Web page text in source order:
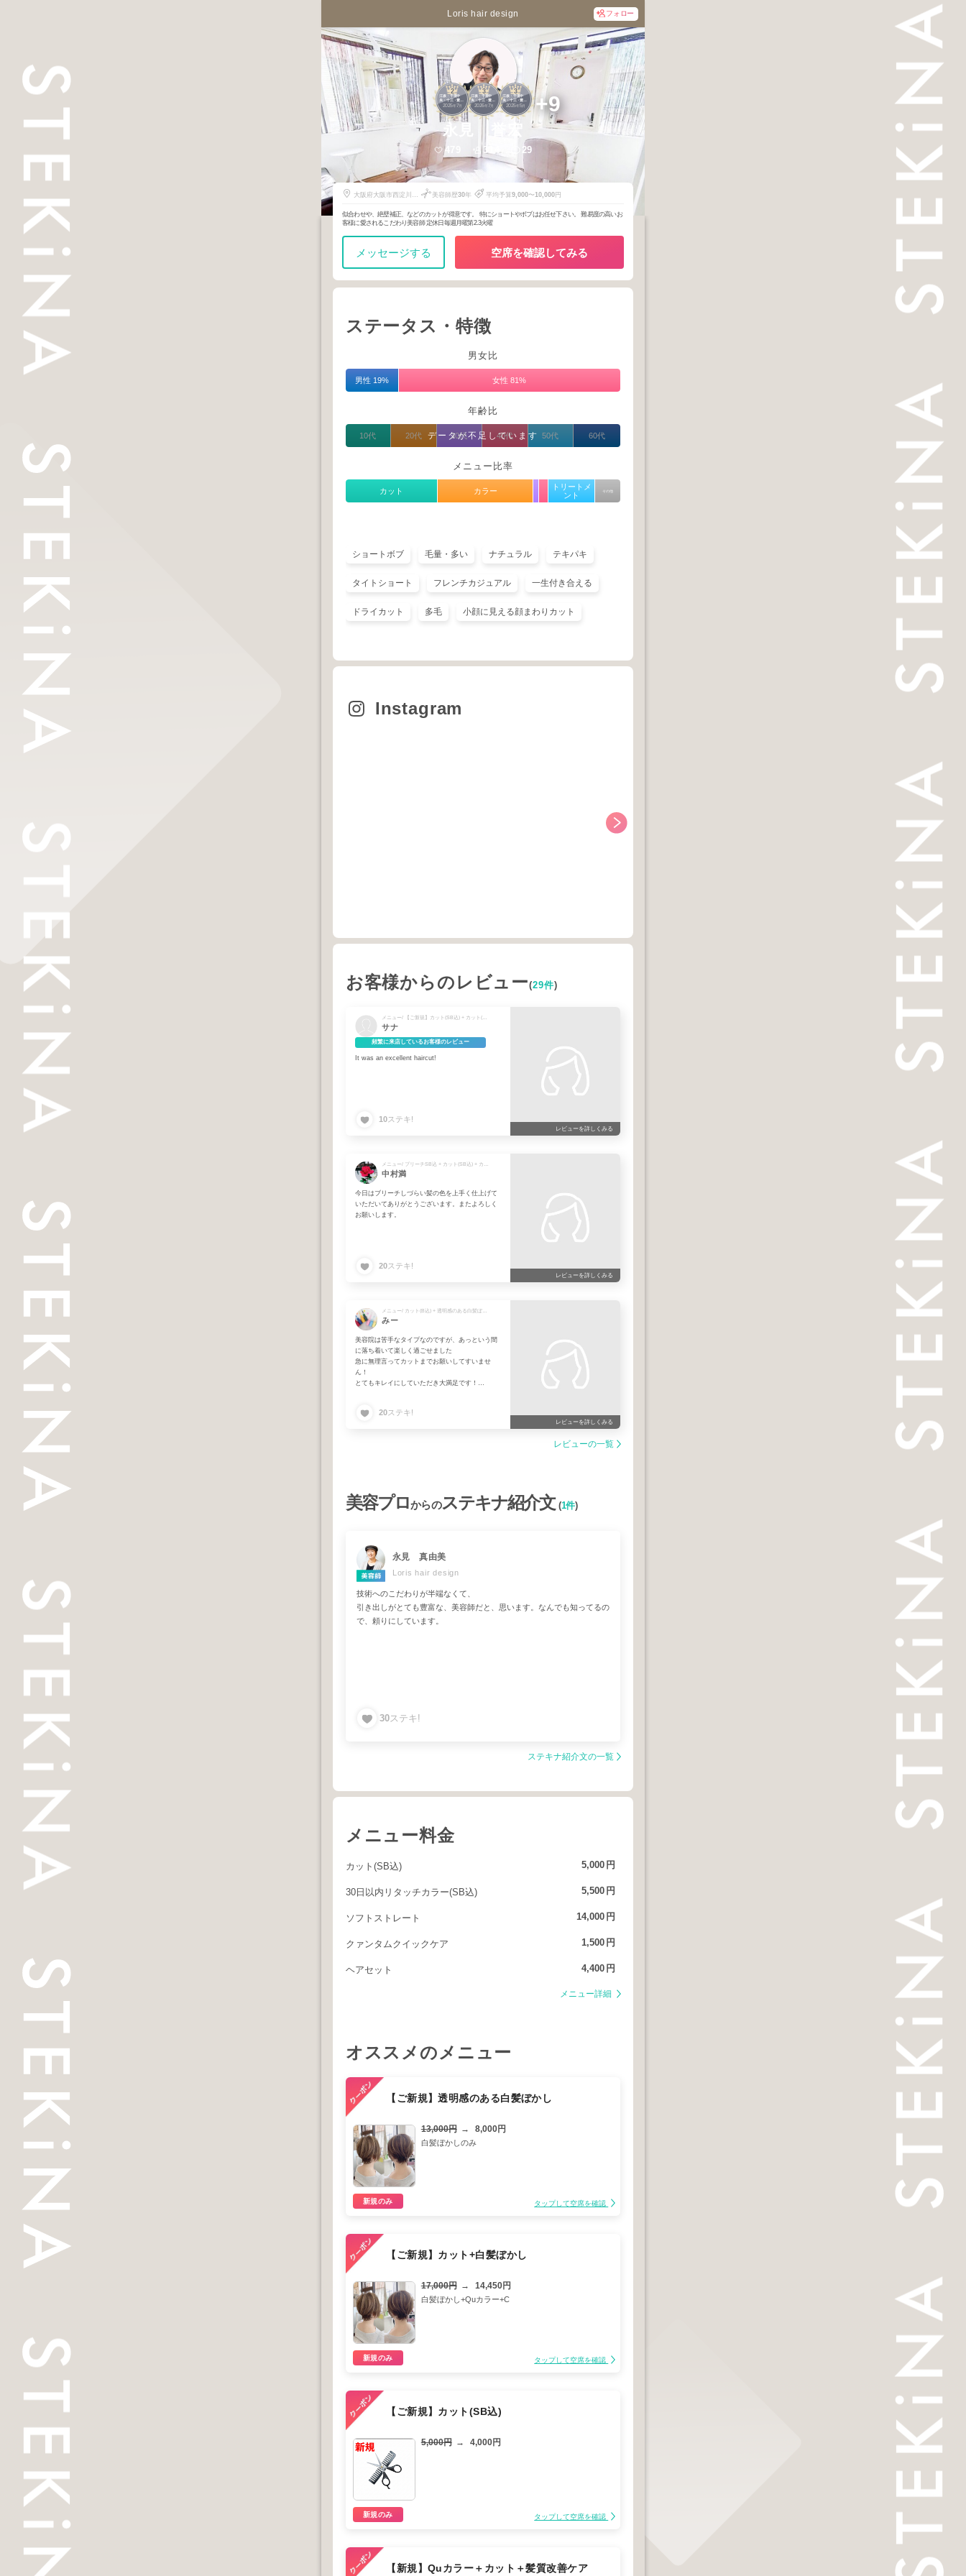
Loris hair design フォロー
2
江坂・千里中
央・十三・豊
中・池田・箕
面・新大阪・吹
田
2025年7月
3
江坂・千里中
央・十三・豊
中・池田・箕
面・新大阪・吹
田
2026年7月
3
江坂・千里中
央・十三・豊
中・池田・箕
面・新大阪・吹
田
2025年5月 +9
永見 誉宏
479 314 29
大阪府大阪市西淀川区
美容師歴30年 平均予算9,000〜10,000円
似合わせや、絶壁補正、などのカットが得意です。 特にショートやボブはお任せ下さい。 難易度の高いお
客様に愛されるこだわり美容師 定休日毎週月曜第2.3火曜
メッセージする 空席を確認してみる
ステータス・特徴
男女比
男性 19% 女性 81%
年齢比
データが不足しています
10代 20代 30代 40代 50代 60代
メニュー比率
カット カラー
トリートメ
ント
その他
ショートボブ 毛量・多い ナチュラル テキパキ
タイトショート フレンチカジュアル 一生付き合える
ドライカット 多毛 小顔に見える顔まわりカット
Instagram
お客様からのレビュー(29件)
サナ
頻繁に来店しているお客様のレビュー
It was an excellent haircut!
10ステキ!
レビューを詳しくみる
中村満
今日はブリーチしづらい髪の色を上手く仕上げて
いただいてありがとうございます。またよろしく
お願いします。
20ステキ!
レビューを詳しくみる
みー
美容院は苦手なタイプなのですが、あっという間
に落ち着いて楽しく過ごせました
急に無理言ってカットまでお願いしてすいませ
ん！
とてもキレイにしていただき大満足です！
ありがとうございました
20ステキ!
レビューを詳しくみる
レビューの一覧
美容プロからのステキナ紹介文(1件)
永見 真由美
Loris hair design
技術へのこだわりが半端なくて、
引き出しがとても豊富な、美容師だと、思います。なんでも知ってるの
で、頼りにしています。
30ステキ!
ステキナ紹介文の一覧
メニュー料金
カット(SB込) 5,000 円
30日以内リタッチカラー(SB込) 5,500 円
ソフトストレート 14,000 円
クァンタムクイックケア 1,500 円
ヘアセット 4,400 円
メニュー詳細
オススメのメニュー
【ご新規】透明感のある白髪ぼかし
13,000円 → 8,000円
白髪ぼかしのみ
新規のみ タップして空席を確認
【ご新規】カット+白髪ぼかし
17,000円 → 14,450円
白髪ぼかし+Quカラー+C
新規のみ タップして空席を確認
【ご新規】カット(SB込)
5,000円 → 4,000円
新規のみ タップして空席を確認
【新規】Quカラー＋カット＋髪質改善ケア